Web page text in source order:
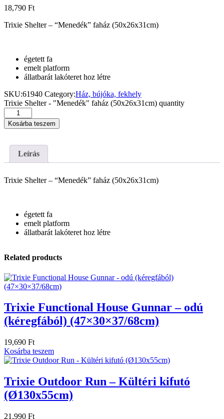
18,790 Ft
Trixie Shelter – “Menedék” faház (50x26x31cm)
égetett fa
emelt platform
állatbarát lakóteret hoz létre
SKU:61940 Category:Ház, bújóka, fekhely
Trixie Shelter - "Menedék" faház (50x26x31cm) quantity
Kosárba teszem
Leírás
Trixie Shelter – “Menedék” faház (50x26x31cm)
égetett fa
emelt platform
állatbarát lakóteret hoz létre
Related products
Trixie Functional House Gunnar – odú
(kéregfából) (47×30×37/68cm)
19,690 Ft
Kosárba teszem
Trixie Outdoor Run – Kültéri kifutó
(Ø130x55cm)
21,990 Ft